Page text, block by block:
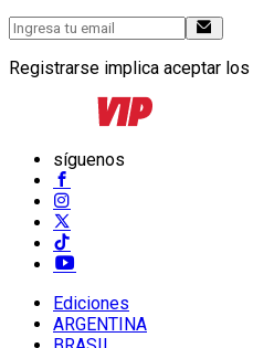
Registrarse implica aceptar los
síguenos
Ediciones
ARGENTINA